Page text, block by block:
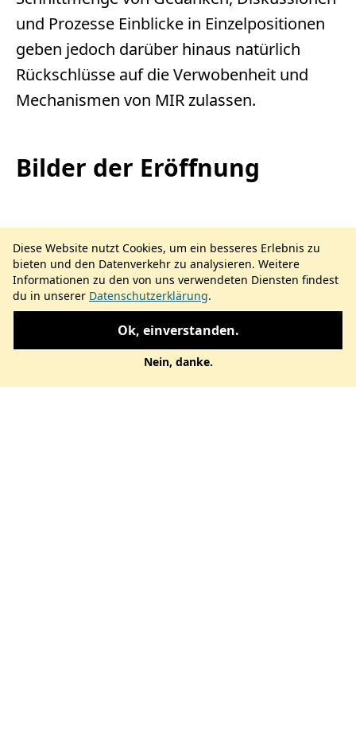
und Prozesse Einblicke in Einzelpositionen
geben jedoch darüber hinaus natürlich
Rückschlüsse auf die Verwobenheit und
Mechanismen von MIR zulassen.
Bilder der Eröffnung
Diese Website nutzt Cookies, um ein besseres Erlebnis zu
bieten und den Datenverkehr zu analysieren. Weitere
Informationen zu den von uns verwendeten Diensten findest
du in unserer Datenschutzerklärung.
Ok, einverstanden.
Nein, danke.